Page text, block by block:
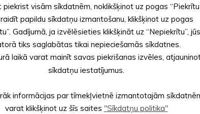
piekrist visām sīkdatnēm, noklikšķinot uz pogas
papildu sīkdatņu izmantošanu, klikšķinot uz pogas
Gadījumā, ja izvēlēsieties klikšķināt uz “Nepiekrītu”,
tiks saglabātas tikai nepieciešamās sīkdatnes.
laikā varat mainīt savas piekrišanas izvēles,
sīkdatņu iestatījumus.
informācijas par tīmekļvietnē izmantotajām
varat klikšķinot uz šīs saites "Sīkdatņu politika"